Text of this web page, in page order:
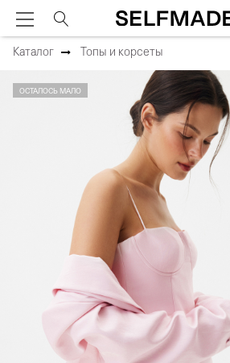
Каталог Топы и корсеты
ОСТАЛОСЬ МАЛО